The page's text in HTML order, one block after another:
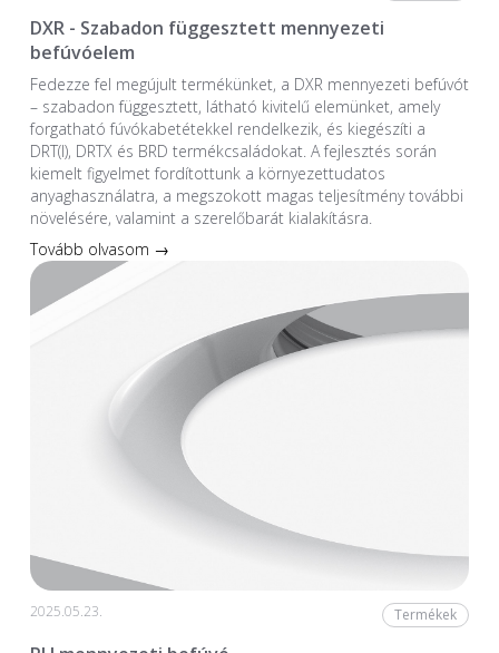
DXR - Szabadon függesztett mennyezeti
befúvóelem
Fedezze fel megújult termékünket, a DXR mennyezeti befúvót
– szabadon függesztett, látható kivitelű elemünket, amely
forgatható fúvókabetétekkel rendelkezik, és kiegészíti a
DRT(I), DRTX és BRD termékcsaládokat. A fejlesztés során
kiemelt figyelmet fordítottunk a környezettudatos
anyaghasználatra, a megszokott magas teljesítmény további
növelésére, valamint a szerelőbarát kialakításra.
Tovább olvasom →
2025.05.23. Termékek